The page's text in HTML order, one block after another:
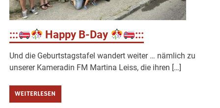
::: Happy B-Day :::
Und die Geburtstagstafel wandert weiter … nämlich zu
unserer Kameradin FM Martina Leiss, die ihren […]
WEITERLESEN